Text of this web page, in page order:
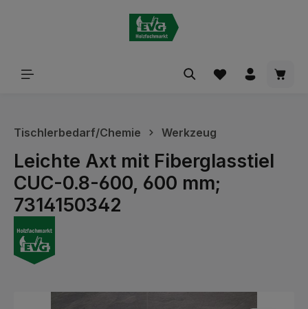
Tischlerbedarf/Chemie Werkzeug
Leichte Axt mit Fiberglasstiel
CUC-0.8-600, 600 mm;
7314150342